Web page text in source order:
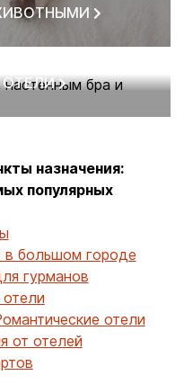
назначения:
популярных
большом городе
гурманов
отели
от отелей